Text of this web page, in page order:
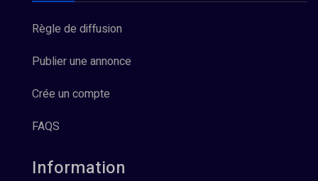
Règle de diffusion
Publier une annonce
Crée un compte
FAQS
Information